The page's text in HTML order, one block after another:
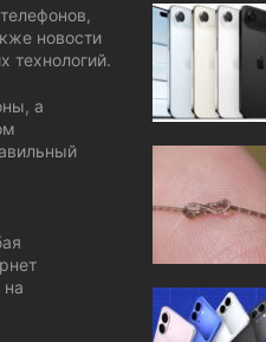
новости
технологий.
а
на